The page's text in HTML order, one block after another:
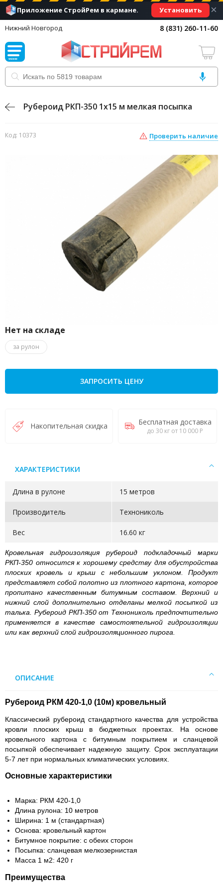
Приложение СтройРем в кармане. Установить ×
Нижний Новгород 8 (831) 260-11-60
Рубероид РКП-350 1х15 м мелкая посыпка
Код: 10373 Проверить наличие
Нет на складе
за рулон
ЗАПРОСИТЬ ЦЕНУ
Накопительная скидка Бесплатная доставка
до 30 кг от 10 000 Р
ХАРАКТЕРИСТИКИ
Длина в рулоне 15 метров
Производитель Технониколь
Вес 16.60 кг
Кровельная гидроизоляция рубероид подкладочный марки
РКП-350 относится к хорошему средству для обустройства
плоских кровель и крыш с небольшим уклоном. Продукт
представляет собой полотно из плотного картона, которое
пропитано качественным битумным составом. Верхний и
нижний слой дополнительно отделаны мелкой посыпкой из
талька. Рубероид РКП-350 от Технониколь предпочтительно
применяется в качестве самостоятельной гидроизоляции
или как верхний слой гидроизоляционного пирога.
ОПИСАНИЕ
Рубероид РКМ 420-1,0 (10м) кровельный
Классический рубероид стандартного качества для устройства
кровли плоских крыш в бюджетных проектах. На основе
кровельного картона с битумным покрытием и сланцевой
посыпкой обеспечивает надежную защиту. Срок эксплуатации
5-7 лет при нормальных климатических условиях.
Основные характеристики
Марка: РКМ 420-1,0
Длина рулона: 10 метров
Ширина: 1 м (стандартная)
Основа: кровельный картон
Битумное покрытие: с обеих сторон
Посыпка: сланцевая мелкозернистая
Масса 1 м2: 420 г
Преимущества